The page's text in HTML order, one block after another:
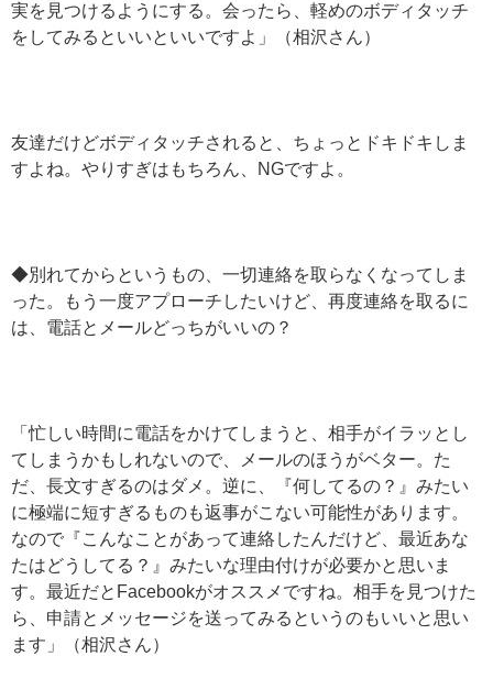
実を見つけるようにする。会ったら、軽めのボディタッチ
をしてみるといいといいですよ」（相沢さん）
友達だけどボディタッチされると、ちょっとドキドキしま
すよね。やりすぎはもちろん、NGですよ。
◆別れてからというもの、一切連絡を取らなくなってしま
った。もう一度アプローチしたいけど、再度連絡を取るに
は、電話とメールどっちがいいの？
「忙しい時間に電話をかけてしまうと、相手がイラッとし
てしまうかもしれないので、メールのほうがベター。た
だ、長文すぎるのはダメ。逆に、『何してるの？』みたい
に極端に短すぎるものも返事がこない可能性があります。
なので『こんなことがあって連絡したんだけど、最近あな
たはどうしてる？』みたいな理由付けが必要かと思いま
す。最近だとFacebookがオススメですね。相手を見つけた
ら、申請とメッセージを送ってみるというのもいいと思い
ます」（相沢さん）